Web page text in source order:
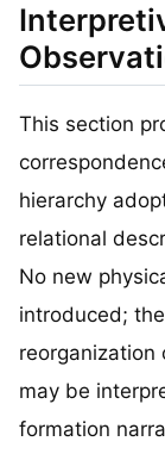
This section
hierarchy
relational
No new
introduced;
reorganization
may be
formation